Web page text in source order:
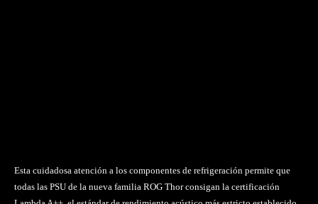
Esta cuidadosa atención a los componentes de refrigeración permite que
todas las PSU de la nueva familia ROG Thor consigan la certificación